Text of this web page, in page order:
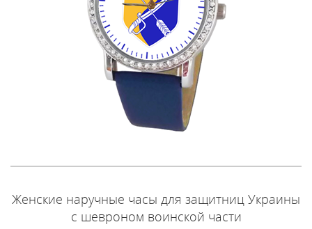
Женские наручные часы для защитниц Украины
с шевроном воинской части